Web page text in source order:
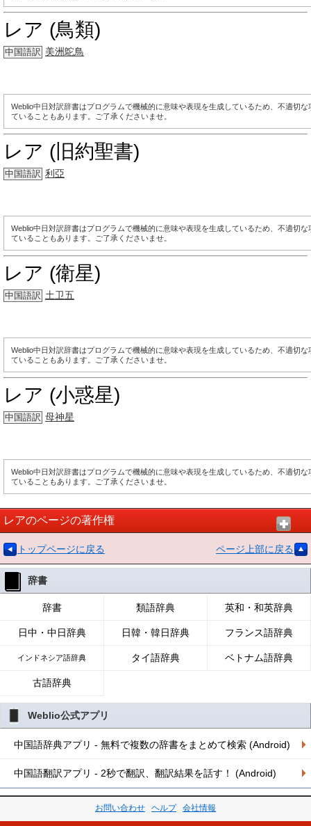
レア (鳥類)
中国語訳 美洲鴕鳥
Weblio中日対訳辞書はプログラムで機械的に意味や表現を生成しているため、不適切な
ていることもあります。ご了承くださいませ。
レア (旧約聖書)
中国語訳 利亞
Weblio中日対訳辞書はプログラムで機械的に意味や表現を生成しているため、不適切な
ていることもあります。ご了承くださいませ。
レア (衛星)
中国語訳 土卫五
Weblio中日対訳辞書はプログラムで機械的に意味や表現を生成しているため、不適切な
ていることもあります。ご了承くださいませ。
レア (小惑星)
中国語訳 母神星
Weblio中日対訳辞書はプログラムで機械的に意味や表現を生成しているため、不適切な
ていることもあります。ご了承くださいませ。
レアのページの著作権
トップページに戻る ページ上部に戻る
辞書
辞書 類語辞典 英和・和英辞典
日中・中日辞典 日韓・韓日辞典 フランス語辞典
インドネシア語辞典 タイ語辞典 ベトナム語辞典
古語辞典
Weblio公式アプリ
中国語辞典アプリ - 無料で複数の辞書をまとめて検索 (Android)
中国語翻訳アプリ - 2秒で翻訳、翻訳結果を話す！ (Android)
お問い合わせ ヘルプ 会社情報